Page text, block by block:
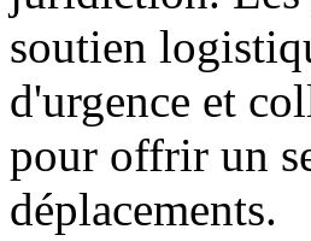
soutien
d'urgence et
pour offrir un
déplacements.